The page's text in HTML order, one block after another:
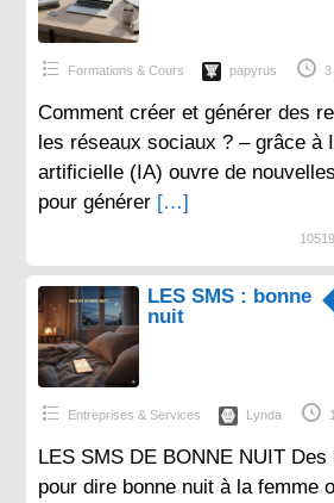
Formations & Cours papyrus 3
Comment créer et générer des
les réseaux sociaux ? – grâce à
artificielle (IA) ouvre de
pour générer […]
LES SMS : bonne
nuit
Entreprises & Services Lynda
LES SMS DE BONNE NUIT
pour dire bonne nuit à la femme